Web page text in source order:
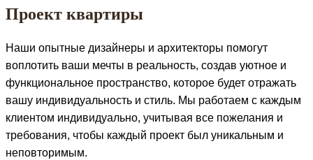
Проект квартиры
Наши опытные дизайнеры и архитекторы помогут
воплотить ваши мечты в реальность, создав уютное и
функциональное пространство, которое будет отражать
вашу индивидуальность и стиль. Мы работаем с каждым
клиентом индивидуально, учитывая все пожелания и
требования, чтобы каждый проект был уникальным и
неповторимым.